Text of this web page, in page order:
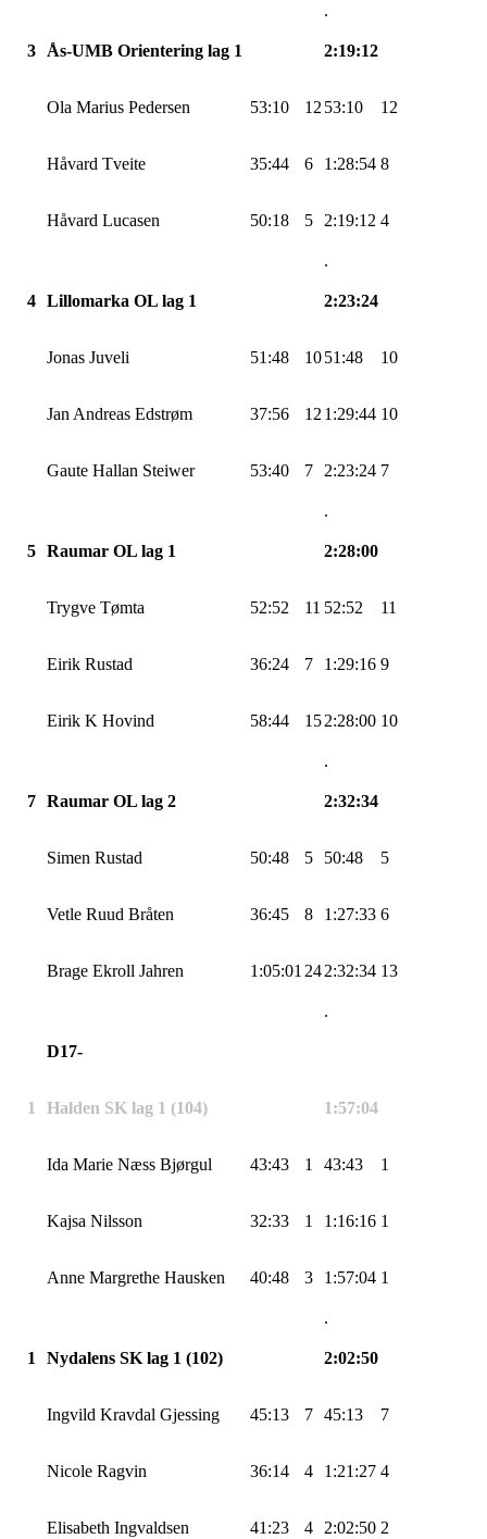
.
3 Ås-UMB Orientering lag 1 2:19:12
Ola Marius Pedersen 53:10 12 53:10 12
Håvard Tveite 35:44 6 1:28:54 8
Håvard Lucasen 50:18 5 2:19:12 4
.
4 Lillomarka OL lag 1 2:23:24
Jonas Juveli 51:48 1051:48 10
Jan Andreas Edstrøm 37:56 12 1:29:44 10
Gaute Hallan Steiwer 53:40 7 2:23:24 7
.
5 Raumar OL lag 1 2:28:00
Trygve Tømta 52:52 11 52:52 11
Eirik Rustad 36:24 7 1:29:16 9
Eirik K Hovind 58:44 152:28:00 10
.
7 Raumar OL lag 2 2:32:34
Simen Rustad 50:48 5 50:48 5
Vetle Ruud Bråten 36:45 8 1:27:33 6
Brage Ekroll Jahren 1:05:01 242:32:34 13
.
D17-
1 Halden SK lag 1 (104) 1:57:04
Ida Marie Næss Bjørgul 43:43 1 43:43 1
Kajsa Nilsson 32:33 1 1:16:16 1
Anne Margrethe Hausken 40:48 3 1:57:04 1
.
1 Nydalens SK lag 1 (102) 2:02:50
Ingvild Kravdal Gjessing 45:13 7 45:13 7
Nicole Ragvin 36:14 4 1:21:27 4
Elisabeth Ingvaldsen 41:23 4 2:02:50 2